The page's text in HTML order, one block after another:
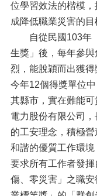
位學習效法的楷模
成降低職業災害的目
自從民國103年「
生獎」後，每年參
烈，能脫穎而出獲得
今年12個得獎單位
其縣市，實在難能
電力股份有限公司，
的工安理念，積極營
和諧的優質工作環
要求所有工作者發
傷、零災害」之職